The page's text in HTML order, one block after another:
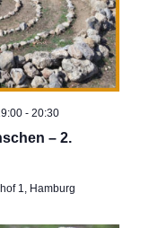
– 2.
- 20:30
1, Hamburg